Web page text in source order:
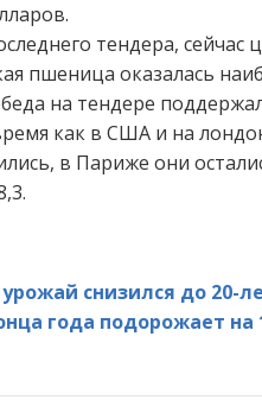
тендера, сейчас
пшеница оказалась
на тендере
как в США и на
в Париже они
снизился до 20-
года подорожает на